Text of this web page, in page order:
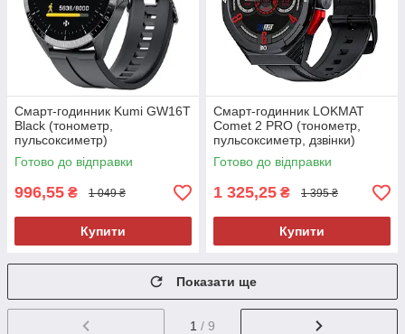
Смарт-годинник Kumi GW16T
Black (тонометр,
пульсоксиметр)
Готово до відправки
996,55 ₴ 1 049 ₴
Купити
Смарт-годинник LOKMAT
Comet 2 PRO (тонометр,
пульсоксиметр, дзвінки)
Готово до відправки
1 325,25 ₴ 1 395 ₴
Купити
Показати ще
1 / 9